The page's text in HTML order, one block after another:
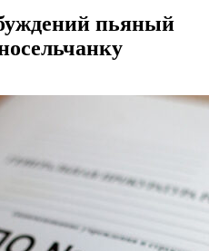
пьяный